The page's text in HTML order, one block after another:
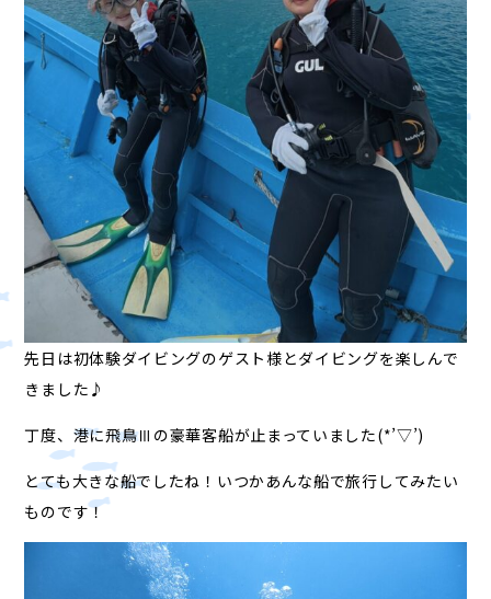
先日は初体験ダイビングのゲスト様とダイビングを楽しんで
きました♪
丁度、港に飛鳥Ⅲの豪華客船が止まっていました(*’▽’)
とても大きな船でしたね！いつかあんな船で旅行してみたい
ものです！